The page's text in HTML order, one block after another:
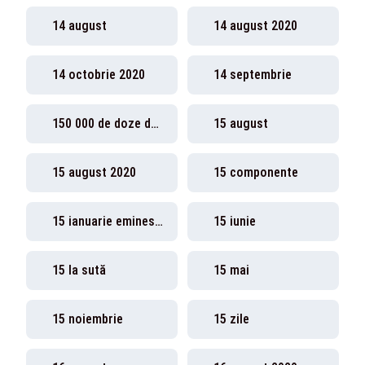
14 august 14 august 2020
14 octobrie 2020 14 septembrie
150 000 de doze de vaccin 15 august
15 august 2020 15 componente
15 ianuarie eminescu 15 iunie
15 la sută 15 mai
15 noiembrie 15 zile